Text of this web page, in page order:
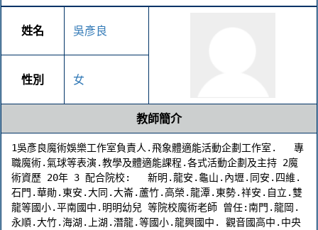
姓名 吳彥良
性別 女
教師簡介
1吳彥良魔術娛樂工作室負責人.飛象體適能活動企劃工作室.   專
職魔術.氣球等表演.教學及體適能課程.各式活動企劃及主持 2魔
術資歷 20年 3 配合院校:   新明.龍安.龜山.內壢.同安.四維.
石門.華勛.東安.大同.大崙.蘆竹.高榮.龍潭.東勢.祥安.自立.雙
龍等國小.平南國中.明明幼兒 等院校魔術老師 曾任:南門.龍岡.
永順.大竹.海湖.上湖.潛龍.等國小.龍興國中. 觀音國高中.中央